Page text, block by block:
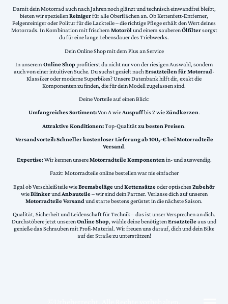
Damit dein Motorrad auch nach Jahren noch glänzt und technisch einwandfrei bleibt,
bieten wir speziellenReinigerfür alle Oberflächen an. Ob Kettenfett-Entferner,
Felgenreiniger oder Politur für die Lackteile – die richtige Pflege erhält den Wert deines
Motorrads. In Kombination mit frischemMotorölund einem sauberenÖlfiltersorgst
du für eine lange Lebensdauer des Triebwerks.
Dein Online Shop mit dem Plus an Service
In unserem Online Shopprofitierst du nicht nur von der riesigen Auswahl, sondern
auch von einer intuitiven Suche. Du suchst gezielt nachErsatzteilen für Motorrad-
Klassiker oder moderne Superbikes? Unsere Datenbank hilft dir, exakt die
Komponenten zu finden, die für dein Modell zugelassen sind.
Deine Vorteile auf einen Blick:
Umfangreiches Sortiment:Von A wieAuspuffbis Z wieZündkerzen.
Attraktive Konditionen:Top-Qualitätzu besten Preisen.
Versandvorteil:Schneller kostenloser Lieferung ab 100,-€ bei Motorradteile
Versand.
Expertise:Wir kennen unsereMotorradteile Komponentenin- und auswendig.
Fazit: Motorradteile online bestellen war nie einfacher
Egal ob Verschleißteile wieBremsbelägeundKettensätzeoder optischesZubehör
wieBlinkerundAnbauteile– wir sind dein Partner. Verlasse dich auf unseren
Motorradteile Versand und starte bestens gerüstet in die nächste Saison.
Qualität, Sicherheit und Leidenschaft für Technik – das ist unser Versprechen an dich.
Durchstöbere jetzt unserenOnline Shop, wähle deine benötigtenErsatzteileaus und
genieße das Schrauben mit Profi-Material. Wir freuen uns darauf, dich und dein Bike
auf der Straße zu unterstützen!